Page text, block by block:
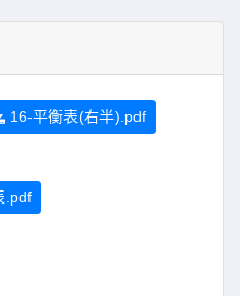
16-平衡表(右半).pdf
.pdf